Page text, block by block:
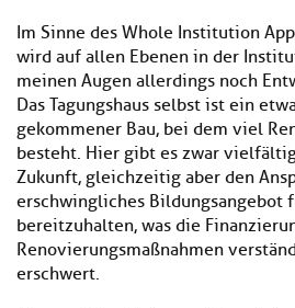
Im Sinne des Whole Institution
wird auf allen Ebenen in der
meinen Augen allerdings noch
Das Tagungshaus selbst ist ein
gekommener Bau, bei dem viel
besteht. Hier gibt es zwar
Zukunft, gleichzeitig aber den
erschwingliches Bildungsangebot
bereitzuhalten, was die
Renovierungsmaßnahmen
erschwert.